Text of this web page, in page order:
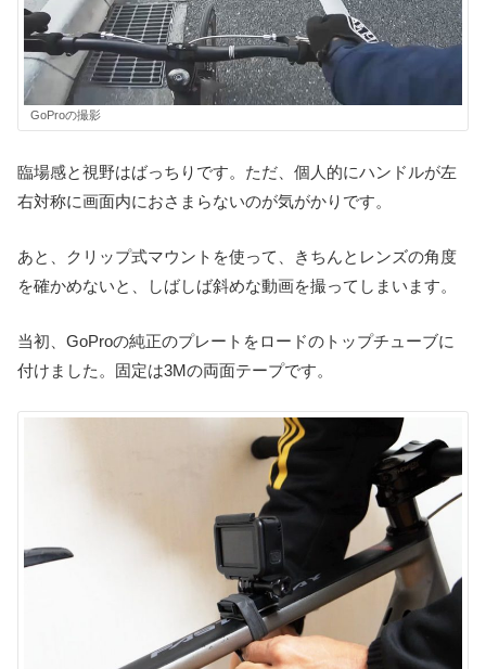
GoProの撮影
臨場感と視野はばっちりです。ただ、個人的にハンドルが左
右対称に画面内におさまらないのが気がかりです。
あと、クリップ式マウントを使って、きちんとレンズの角度
を確かめないと、しばしば斜めな動画を撮ってしまいます。
当初、GoProの純正のプレートをロードのトップチューブに
付けました。固定は3Mの両面テープです。